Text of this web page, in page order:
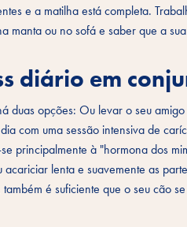
e a matilha está completa.
manta ou no sofá e saber que a
diário em
duas opções: Ou levar o seu
com uma sessão intensiva de
principalmente à "hormona dos
acariciar lenta e suavemente as
é suficiente que o seu cão